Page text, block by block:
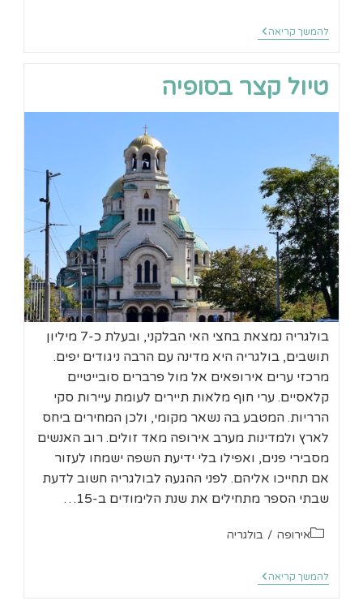
להמשך קריאה בנסקו
והרי
טיול קצר בסופיה
בולגריה נמצאת בחצי האי הבלקני, ובעלת כ-7 מיליון
תושבים, בולגריה היא מדינה עם הרבה ניגודים יפים.
מרכזי ערים אירופאים אל מול פרברים סובייטיים
קלאסיים. ערי חוף מלאות תיירים לעומת עיירות סקי
הרריות. המטבע בה נשאר מקומי, ולכן המחירים ביחס
לארץ ולמדינות מערב אירופה מאד זולים. רוב האנשים
מסבירי פנים, ואפילו בלי ידיעת השפה ישמחו לעזור
אם תחייכו אליהם. לפני ההגעה לבולגריה חשוב לדעת
שבתי הספר מתחילים את שנת הלימודים ב-15…
קטגוריה:
אירופה / בולגריה
להמשך קריאה טיול
קצר